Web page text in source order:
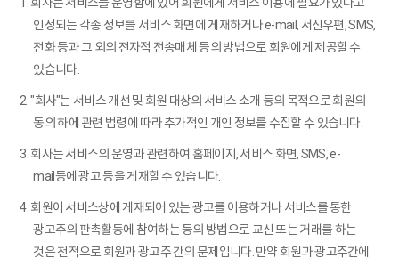
인정되는 각종 정보를 서비스 화면에 게재하거나 e-mail, 서신우편, SMS,
전화 등과 그 외의 전자적 전송매체 등의 방법으로 회원에게 제공할 수
있습니다.
2. "회사"는 서비스 개선 및 회원 대상의 서비스 소개 등의 목적으로 회원의
동의 하에 관련 법령에 따라 추가적인 개인 정보를 수집할 수 있습니다.
3. 회사는 서비스의 운영과 관련하여 홈페이지, 서비스 화면, SMS, e-
mail등에 광고 등을 게재할 수 있습니다.
4. 회원이 서비스상에 게재되어 있는 광고를 이용하거나 서비스를 통한
광고주의 판촉활동에 참여하는 등의 방법으로 교신 또는 거래를 하는
것은 전적으로 회원과 광고주 간의 문제입니다. 만약 회원과 광고주간에